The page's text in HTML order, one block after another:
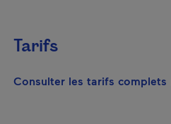
Tarifs
Consulter les tarifs complets